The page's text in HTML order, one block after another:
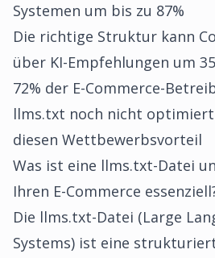
Systemen um bis zu 87%
Die richtige Struktur kann
über KI-Empfehlungen um
72% der E-Commerce-
llms.txt noch nicht optimiert
diesen Wettbewerbsvorteil
Was ist eine llms.txt-Datei
Ihren E-Commerce
Die llms.txt-Datei (Large
Systems) ist eine